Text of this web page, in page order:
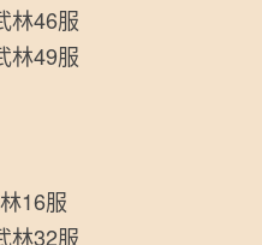
林46服
林49服
16服
林32服